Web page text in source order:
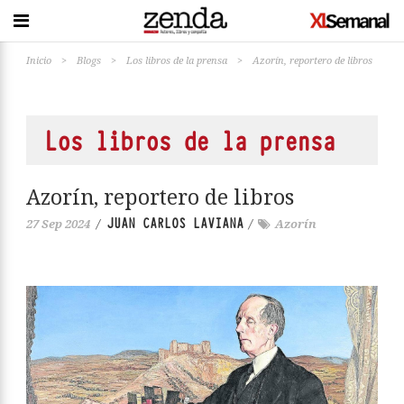
Inicio > Blogs > Los libros de la prensa > Azorín, reportero de libros
Los libros de la prensa
Azorín, reportero de libros
27 Sep 2024 / JUAN CARLOS LAVIANA / Azorín